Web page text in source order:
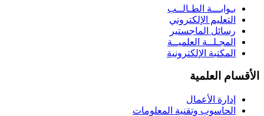
بـوابـــة الطـالــب
التعليم الإلكتروني
رسائل الماجستير
المجـلــة العلميــة
المكتبة الإلكترونية
الأقسام العلمية
إدارة الأعمال
الحاسوب وتقنية المعلومات